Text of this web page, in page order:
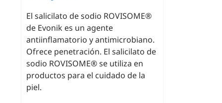
El salicilato de sodio ROVISOME®
de Evonik es un agente
antiinflamatorio y antimicrobiano.
Ofrece penetración. El salicilato de
sodio ROVISOME® se utiliza en
productos para el cuidado de la
piel.